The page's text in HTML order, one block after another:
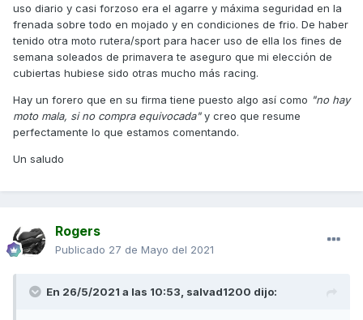
uso diario y casi forzoso era el agarre y máxima seguridad en la
frenada sobre todo en mojado y en condiciones de frio. De haber
tenido otra moto rutera/sport para hacer uso de ella los fines de
semana soleados de primavera te aseguro que mi elección de
cubiertas hubiese sido otras mucho más racing.
Hay un forero que en su firma tiene puesto algo así como "no hay
moto mala, si no compra equivocada"y creo que resume
perfectamente lo que estamos comentando.
Un saludo
Rogers
Publicado 27 de Mayo del 2021
En 26/5/2021 a las 10:53, salvad1200 dijo: